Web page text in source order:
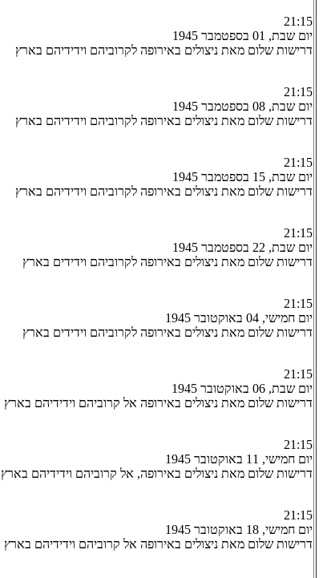
21:15
יום שבת, 01 בספטמבר 1945
דרישות שלום מאת ניצולים באירופה לקרוביהם וידידיהם בארץ
21:15
יום שבת, 08 בספטמבר 1945
דרישות שלום מאת ניצולים באירופה לקרוביהם וידידיהם בארץ
21:15
יום שבת, 15 בספטמבר 1945
דרישות שלום מאת ניצולים באירופה לקרוביהם וידידיהם בארץ
21:15
יום שבת, 22 בספטמבר 1945
דרישות שלום מאת ניצולים באירופה לקרוביהם וידידים בארץ
21:15
יום חמישי, 04 באוקטובר 1945
דרישות שלום מאת ניצולים באירופה לקרוביהם וידידים בארץ
21:15
יום שבת, 06 באוקטובר 1945
דרישות שלום מאת ניצולים באירופה אל קרוביהם וידידיהם בארץ
21:15
יום חמישי, 11 באוקטובר 1945
דרישות שלום מאת ניצולים באירופה, אל קרוביהם וידידיהם בארץ
21:15
יום חמישי, 18 באוקטובר 1945
דרישות שלום מאת ניצולים באירופה אל קרוביהם וידידיהם בארץ